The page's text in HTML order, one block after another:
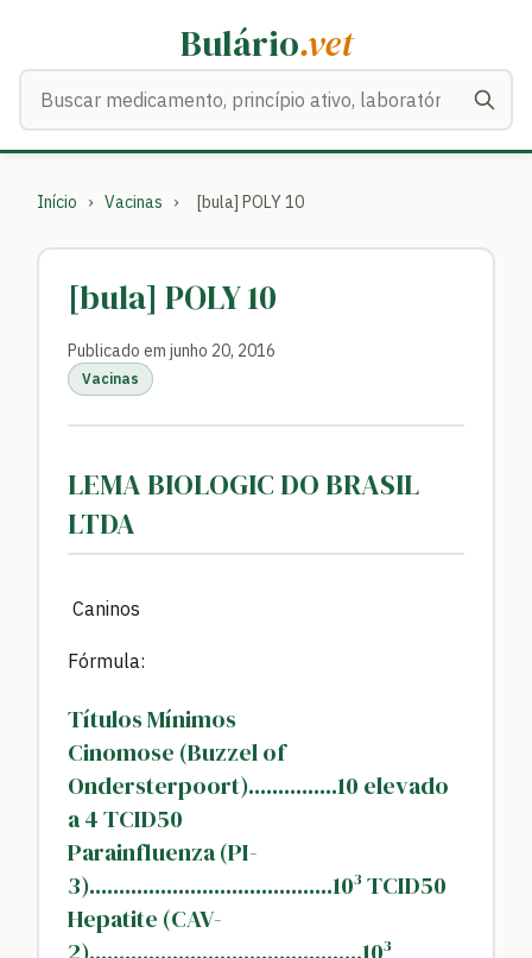
Bulário.vet
Início › Vacinas › [bula] POLY 10
[bula] POLY 10
Publicado em junho 20, 2016
Vacinas
LEMA BIOLOGIC DO BRASIL
LTDA
Caninos
Fórmula:
Títulos Mínimos
Cinomose (Buzzel of
Ondersterpoort)...............10 elevado
a 4 TCID50
Parainfluenza (PI-
3).........................................10³ TCID50
Hepatite (CAV-